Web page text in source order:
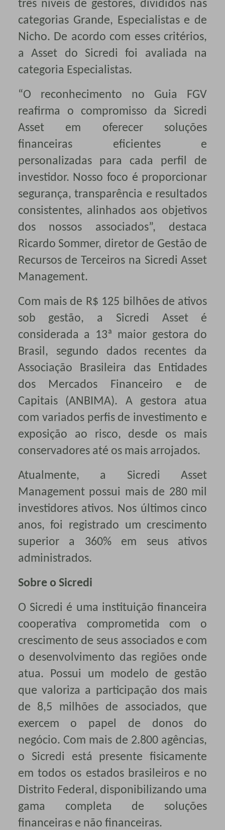
três níveis de gestores, divididos nas
categorias Grande, Especialistas e de
Nicho. De acordo com esses critérios,
a Asset do Sicredi foi avaliada na
categoria Especialistas.
“O reconhecimento no Guia FGV
reafirma o compromisso da Sicredi
Asset em oferecer soluções
financeiras eficientes e
personalizadas para cada perfil de
investidor. Nosso foco é proporcionar
segurança, transparência e resultados
consistentes, alinhados aos objetivos
dos nossos associados”, destaca
Ricardo Sommer, diretor de Gestão de
Recursos de Terceiros na Sicredi Asset
Management.
Com mais de R$ 125 bilhões de ativos
sob gestão, a Sicredi Asset é
considerada a 13ª maior gestora do
Brasil, segundo dados recentes da
Associação Brasileira das Entidades
dos Mercados Financeiro e de
Capitais (ANBIMA). A gestora atua
com variados perfis de investimento e
exposição ao risco, desde os mais
conservadores até os mais arrojados.
Atualmente, a Sicredi Asset
Management possui mais de 280 mil
investidores ativos. Nos últimos cinco
anos, foi registrado um crescimento
superior a 360% em seus ativos
administrados.
Sobre o Sicredi
O Sicredi é uma instituição financeira
cooperativa comprometida com o
crescimento de seus associados e com
o desenvolvimento das regiões onde
atua. Possui um modelo de gestão
que valoriza a participação dos mais
de 8,5 milhões de associados, que
exercem o papel de donos do
negócio. Com mais de 2.800 agências,
o Sicredi está presente fisicamente
em todos os estados brasileiros e no
Distrito Federal, disponibilizando uma
gama completa de soluções
financeiras e não financeiras.